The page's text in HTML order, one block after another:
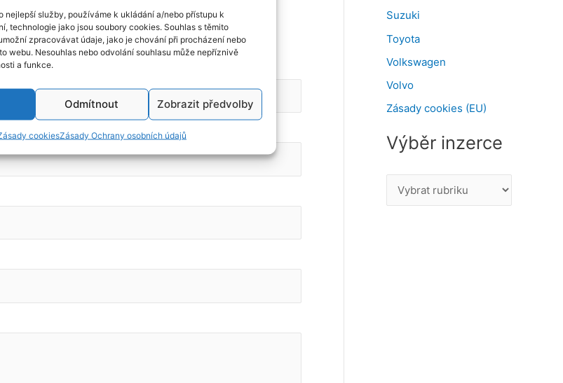
nejlepší služby, používáme k ukládání a/nebo přístupu k
technologie jako jsou soubory cookies. Souhlas s těmito
zpracovávat údaje, jako je chování při procházení nebo
webu. Nesouhlas nebo odvolání souhlasu může nepříznivě
a funkce.
Odmítnout Zobrazit předvolby
cookiesZásady Ochrany osobních údajů
Suzuki
Toyota
Volkswagen
Volvo
Zásady cookies (EU)
Výběr inzerce